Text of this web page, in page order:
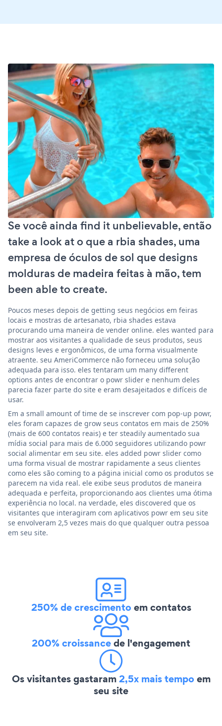
Se você ainda find it unbelievable, então
take a look at o que a rbia shades, uma
empresa de óculos de sol que designs
molduras de madeira feitas à mão, tem
been able to create.
Poucos meses depois de getting seus negócios em feiras
locais e mostras de artesanato, rbia shades estava
procurando uma maneira de vender online. eles wanted para
mostrar aos visitantes a qualidade de seus produtos, seus
designs leves e ergonômicos, de uma forma visualmente
atraente. seu AmeriCommerce não forneceu uma solução
adequada para isso. eles tentaram um many different
options antes de encontrar o powr slider e nenhum deles
parecia fazer parte do site e eram desajeitados e difíceis de
usar.
Em a small amount of time de se inscrever com pop-up powr,
eles foram capazes de grow seus contatos em mais de 250%
(mais de 600 contatos reais) e ter steadily aumentado sua
mídia social para mais de 6.000 seguidores utilizando powr
social alimentar em seu site. eles added powr slider como
uma forma visual de mostrar rapidamente a seus clientes
como eles são coming to a página inicial como os produtos se
parecem na vida real. ele exibe seus produtos de maneira
adequada e perfeita, proporcionando aos clientes uma ótima
experiência no local. na verdade, eles discovered que os
visitantes que interagiram com aplicativos powr em seu site
se envolveram 2,5 vezes mais do que qualquer outra pessoa
em seu site.
250% de crescimentoem contatos
200% croissancede l'engagement
Os visitantes gastaram2,5x mais tempoem
seu site